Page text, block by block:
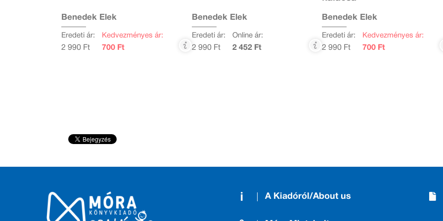
Benedek Elek
Eredeti ár:
2 990 Ft
Kedvezményes ár:
700 Ft
Benedek Elek
Eredeti ár:
2 990 Ft
Online ár:
2 452 Ft
Benedek Elek
Eredeti ár:
2 990 Ft
Kedvezményes ár:
700 Ft
A Kiadóról/About us